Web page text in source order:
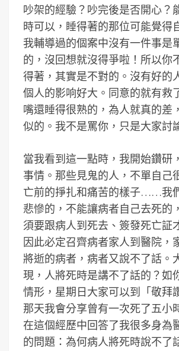
吵架的經驗？吵完後是否開心？
時可以，睡得著的那位可能覺得
我輔導過的個案中沒有一件事是
的，沒回想就沒得爭啦！所以你
得著，其實是不對的。沒有好的
個人的影响好大。同意的就有救
嘴還睡得很熟的，為人就真的差
似的。我不是罵你，只是大家討
當我看到這一點時，我開始鑽研
事情。那些見鬼的人，不單自己
亡前的掙扎和痛苦的樣子……我
悲慘的，不能讓病者自己去死的
須要跟病人到死去、簽發死亡証
因此必定召齊病者家人到醫院，
將逝的病者，病者又說不了話。
現，人將死時是講不了話的？如
情形，星期日大家可以到「敬拜
那天我會分享曾有一次死了五小
在這個經歷中回答了我很多身為
的問題：為何病人將死時說不了